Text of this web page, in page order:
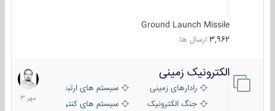
Ground Launch Missile
3,962 ارسال ها
الکترونیک زمینی
رادارهای زمینی
سیستم های ارتباطی و جمع آوری
جنگ الکترونیک
سیستم های کنترل آتش و تجهیزات
1
مهر
1403